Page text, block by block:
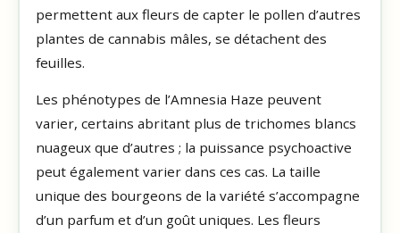
permettent aux fleurs de capter le pollen d’autres
plantes de cannabis mâles, se détachent des
feuilles.
Les phénotypes de l’Amnesia Haze peuvent
varier, certains abritant plus de trichomes blancs
nuageux que d’autres ; la puissance psychoactive
peut également varier dans ces cas. La taille
unique des bourgeons de la variété s’accompagne
d’un parfum et d’un goût uniques. Les fleurs